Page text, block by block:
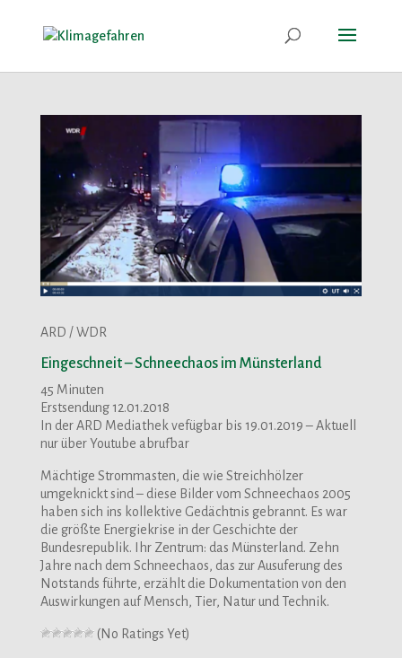
ARD / WDR
Eingeschneit – Schneechaos im Münsterland
45 Minuten
Erstsendung 12.01.2018
In der ARD Mediathek vefügbar bis 19.01.2019 – Aktuell
nur über Youtube abrufbar
Mächtige Strommasten, die wie Streichhölzer
umgeknickt sind – diese Bilder vom Schneechaos 2005
haben sich ins kollektive Gedächtnis gebrannt. Es war
die größte Energiekrise in der Geschichte der
Bundesrepublik. Ihr Zentrum: das Münsterland. Zehn
Jahre nach dem Schneechaos, das zur Ausuferung des
Notstands führte, erzählt die Dokumentation von den
Auswirkungen auf Mensch, Tier, Natur und Technik.
(No Ratings Yet)